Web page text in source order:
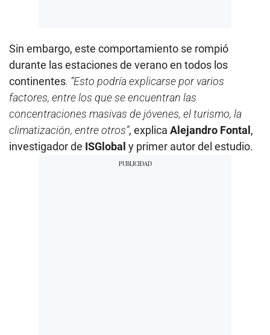
Sin embargo, este comportamiento se rompió
durante las estaciones de verano en todos los
continentes. “Esto podría explicarse por varios
factores, entre los que se encuentran las
concentraciones masivas de jóvenes, el turismo, la
climatización, entre otros”, explica Alejandro Fontal,
investigador de ISGlobal y primer autor del estudio.